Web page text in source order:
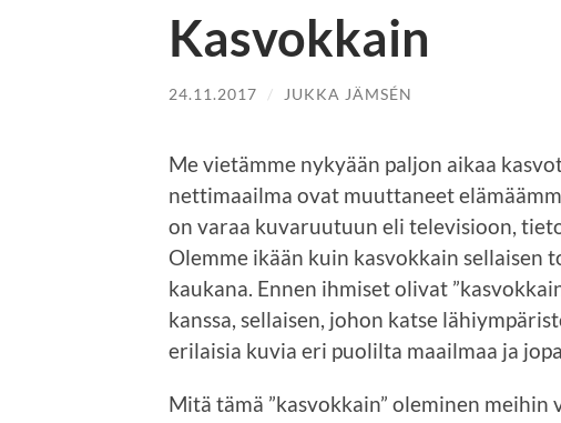
Kasvokkain
24.11.2017 / JUKKA JÄMSÉN
Me vietämme nykyään paljon aikaa
nettimaailma ovat muuttaneet
on varaa kuvaruutuun eli televisioon,
Olemme ikään kuin kasvokkain sellaisen
kaukana. Ennen ihmiset olivat
kanssa, sellaisen, johon katse
erilaisia kuvia eri puolilta maailmaa ja
Mitä tämä ”kasvokkain” oleminen meihin